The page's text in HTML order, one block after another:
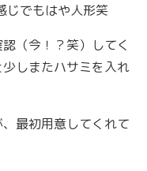
じでもはや人形笑
（今！？笑）してく
しまたハサミを入れ
最初用意してくれて